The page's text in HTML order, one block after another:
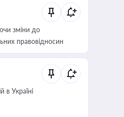
зміни до
правовідносин
в Україні